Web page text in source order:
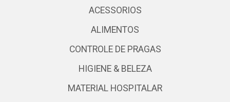
ACESSORIOS
ALIMENTOS
CONTROLE DE PRAGAS
HIGIENE & BELEZA
MATERIAL HOSPITALAR